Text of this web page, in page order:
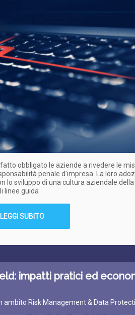
obbligato le aziende a rivedere le
penale d’impresa. La loro
lo sviluppo di una cultura aziendale della
linee guida
LEGGI SUBITO
impatti pratici ed
ambito Risk Management & Data